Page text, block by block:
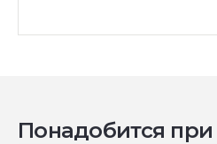
Понадобится